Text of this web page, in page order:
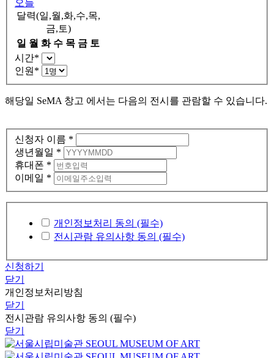
오늘
달력(일,월,화,수,목,
금,토)
일 월 화 수 목 금 토
시간*
인원*
해당일 SeMA 창고 에서는 다음의 전시를 관람할 수 있습니다.
신청자 이름 *
생년월일 *
휴대폰 *
이메일 *
개인정보처리 동의 (필수)
전시관람 유의사항 동의 (필수)
신청하기
닫기
개인정보처리방침
닫기
전시관람 유의사항 동의 (필수)
닫기